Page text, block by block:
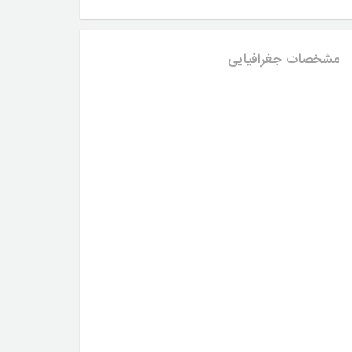
مشخصات جغرافیایی